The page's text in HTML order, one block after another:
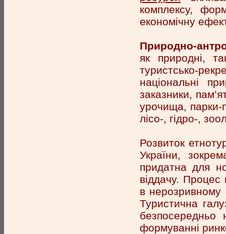
комплексу,
економічну
Природно-
як природні,
туристсько-
національні
заказники,
урочища, парки-
лісо-, гідро-,
Розвиток
України,
придатна для
віддачу. Процес
в нерозривному
Туристична
безпосередньо
формуванні